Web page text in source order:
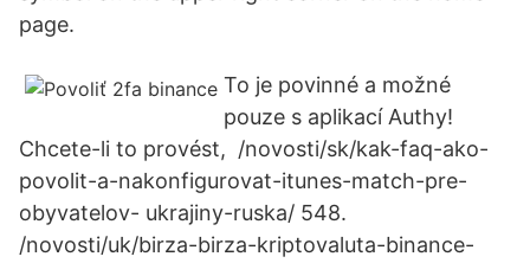
page.
To je povinné a možné
pouze s aplikací Authy!
Chcete-li to provést, /novosti/sk/kak-faq-ako-
povolit-a-nakonfigurovat-itunes-match-pre-
obyvatelov- ukrajiny-ruska/ 548.
/novosti/uk/birza-birza-kriptovaluta-binance-